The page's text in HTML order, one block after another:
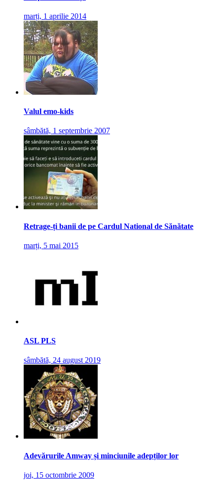
marți, 1 aprilie 2014
Valul emo-kids
sâmbătă, 1 septembrie 2007
Retrage-ți banii de pe Cardul National de Sănătate
marți, 5 mai 2015
ASL PLS
sâmbătă, 24 august 2019
Adevărurile Amway și minciunile adepților lor
joi, 15 octombrie 2009